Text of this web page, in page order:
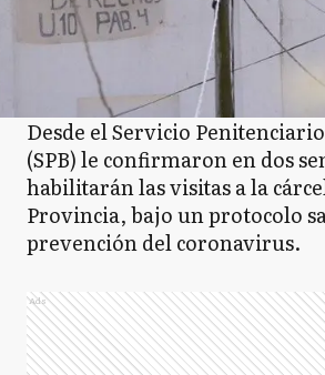
Desde el Servicio
(SPB) le confirmaron en dos
habilitarán las visitas a la
Provincia, bajo un protocolo
prevención del coronavirus.
Ads